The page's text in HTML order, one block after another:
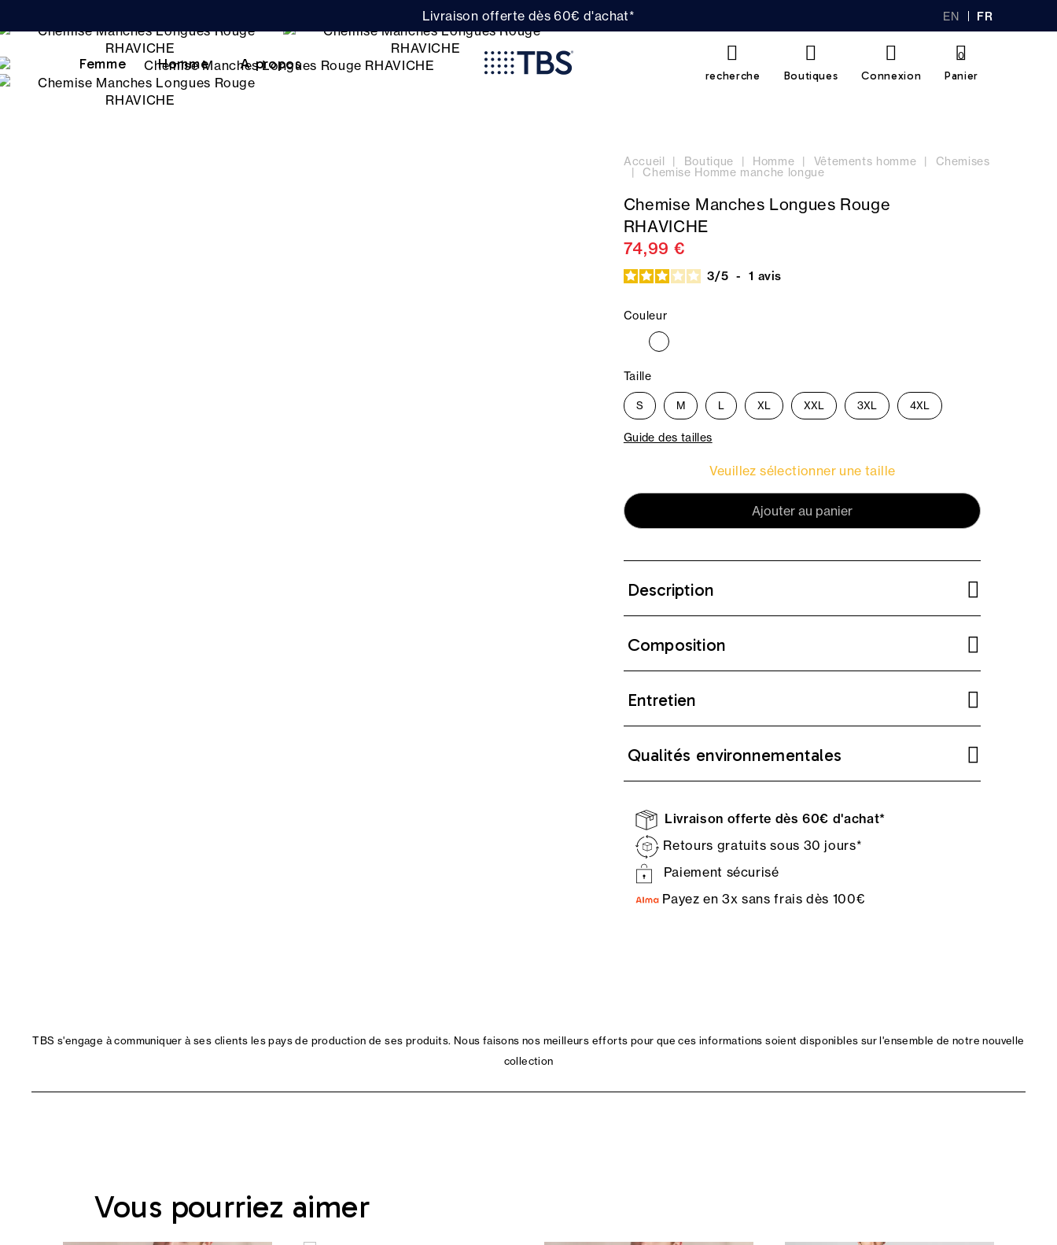
Livraison offerte dès 60€ d'achat* EN FR
Femme Homme A propos
recherche Boutiques Connexion Panier
0
Accueil Boutique Homme Vêtements homme Chemises
Chemise Homme manche longue
Chemise Manches Longues Rouge
RHAVICHE
74,99 €
3/5 - 1 avis
Couleur
Taille
S M L XL XXL 3XL 4XL
Guide des tailles
Veuillez sélectionner une taille
Ajouter au panier
Description
Composition
Entretien
Qualités environnementales
Livraison offerte dès 60€ d'achat*
Retours gratuits sous 30 jours*
Paiement sécurisé
Payez en 3x sans frais dès 100€
TBS s'engage à communiquer à ses clients les pays de production de ses produits. Nous faisons nos meilleurs efforts pour que ces informations soient disponibles sur l'ensemble de notre nouvelle
collection
Vous pourriez aimer